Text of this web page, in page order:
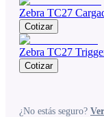
Zebra TC27
Cotizar
Zebra TC27
Cotizar
¿No estás seguro?